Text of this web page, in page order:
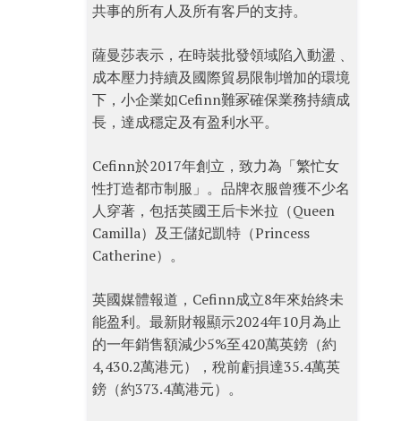
共事的所有人及所有客戶的支持。
薩曼莎表示，在時裝批發領域陷入動盪﹑
成本壓力持續及國際貿易限制增加的環境
下，小企業如Cefinn難冢確保業務持續成
長，達成穩定及有盈利水平。
Cefinn於2017年創立，致力為「繁忙女
性打造都市制服」。品牌衣服曾獲不少名
人穿著，包括英國王后卡米拉（Queen
Camilla）及王儲妃凱特（Princess
Catherine）。
英國媒體報道，Cefinn成立8年來始終未
能盈利。最新財報顯示2024年10月為止
的一年銷售額減少5%至420萬英鎊（約
4,430.2萬港元），稅前虧損達35.4萬英
鎊（約373.4萬港元）。